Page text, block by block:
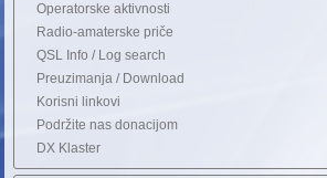
Operatorske aktivnosti
Radio-amaterske priče
QSL Info / Log search
Preuzimanja / Download
Korisni linkovi
Podržite nas donacijom
DX Klaster